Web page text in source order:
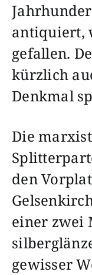
antiquiert,
gefallen.
kürzlich
Denkmal
Die
den
einer zwei
gewisser